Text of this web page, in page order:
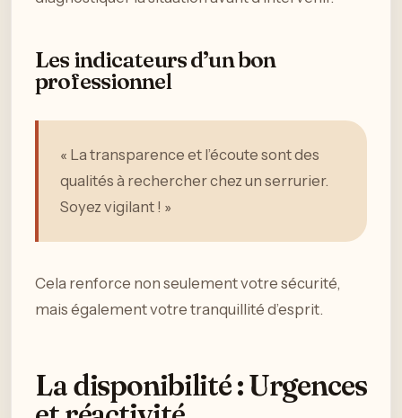
Les indicateurs d’un bon
professionnel
« La transparence et l’écoute sont des
qualités à rechercher chez un serrurier.
Soyez vigilant ! »
Cela renforce non seulement votre sécurité,
mais également votre tranquillité d’esprit.
La disponibilité : Urgences